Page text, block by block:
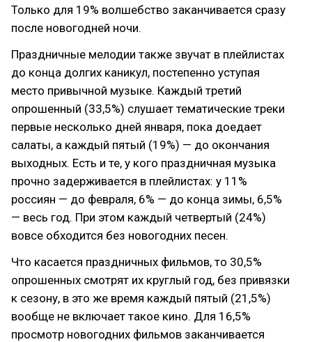
Только для 19% волшебство заканчивается сразу
после новогодней ночи.
Праздничные мелодии также звучат в плейлистах
до конца долгих каникул, постепенно уступая
место привычной музыке. Каждый третий
опрошенный (33,5%) слушает тематические треки
первые несколько дней января, пока доедает
салаты, а каждый пятый (19%) — до окончания
выходных. Есть и те, у кого праздничная музыка
прочно задерживается в плейлистах: у 11%
россиян — до февраля, 6% — до конца зимы, 6,5%
— весь год. При этом каждый четвертый (24%)
вовсе обходится без новогодних песен.
Что касается праздничных фильмов, то 30,5%
опрошенных смотрят их круглый год, без привязки
к сезону, в это же время каждый пятый (21,5%)
вообще не включает такое кино. Для 16,5%
просмотр новогодних фильмов заканчивается